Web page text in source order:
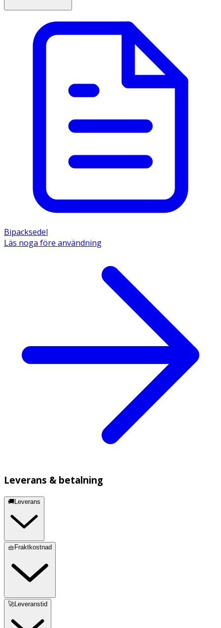
Bipacksedel
Läs noga före användning
Leverans & betalning
🚚Leverans
🧺Fraktkostnad
🚀Leveranstid